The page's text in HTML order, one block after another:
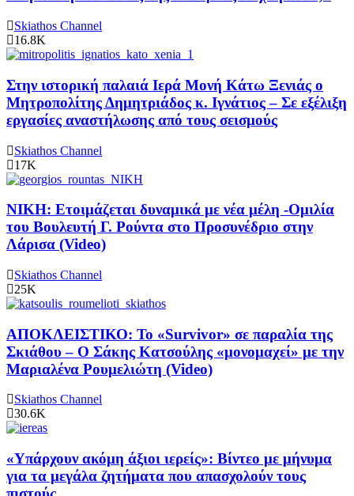
Skiathos Channel
16.8K
Στην ιστορική παλαιά Ιερά Μονή Κάτω Ξενιάς ο
Μητροπολίτης Δημητριάδος κ. Ιγνάτιος – Σε εξέλιξη
εργασίες αναστήλωσης από τους σεισμούς
Skiathos Channel
17K
ΝΙΚΗ: Ετοιμάζεται δυναμικά με νέα μέλη -Ομιλία
του Βουλευτή Γ. Ρούντα στο Προσυνέδριο στην
Λάρισα (Video)
Skiathos Channel
25K
ΑΠΟΚΛΕΙΣΤΙΚΟ: Το «Survivor» σε παραλία της
Σκιάθου – Ο Σάκης Κατσούλης «μονομαχεί» με την
Μαριαλένα Ρουμελιώτη (Video)
Skiathos Channel
30.6K
«Υπάρχουν ακόμη άξιοι ιερείς»: Βίντεο με μήνυμα
για τα μεγάλα ζητήματα που απασχολούν τους